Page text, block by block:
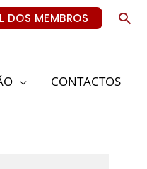
DOS MEMBROS
CONTACTOS